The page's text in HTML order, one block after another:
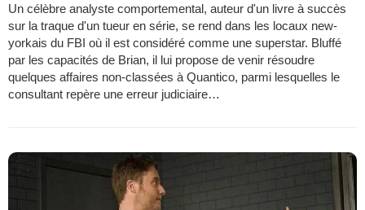
Un célèbre analyste comportemental, auteur d'un livre à succès
sur la traque d'un tueur en série, se rend dans les locaux new-
yorkais du FBI où il est considéré comme une superstar. Bluffé
par les capacités de Brian, il lui propose de venir résoudre
quelques affaires non-classées à Quantico, parmi lesquelles le
consultant repère une erreur judiciaire…